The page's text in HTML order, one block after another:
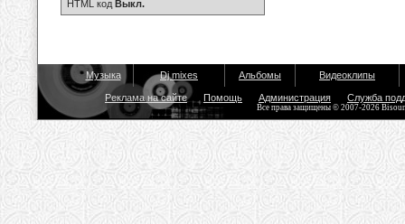
HTML код Выкл.
Музыка Dj mixes Альбомы Видеоклипы
Реклама на сайте Помощь Администрация Служба
Все права защищены © 2007-2026